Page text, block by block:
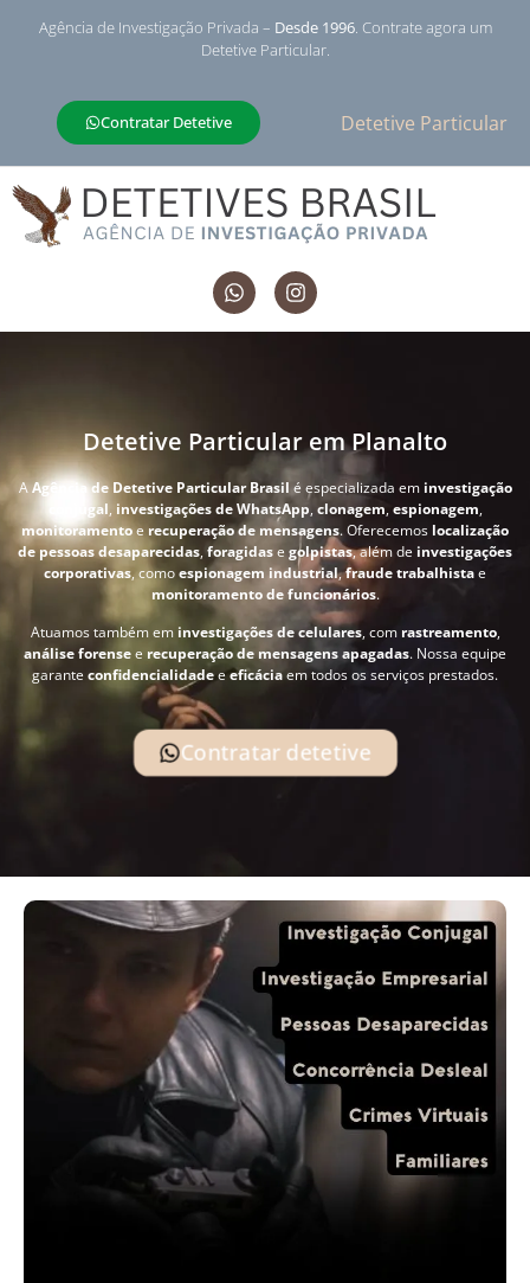
Agência de Investigação Privada – Desde 1996. Contrate agora um
Detetive Particular.
Contratar Detetive Detetive Particular
Detetive Particular em Planalto
AAgência de Detetive Particular Brasil é especializada em investigação
conjugal, investigações de WhatsApp, clonagem,espionagem,
monitoramentoe recuperação de mensagens. Oferecemos localização
de pessoas desaparecidas, foragidase golpistas, além de investigações
corporativas, comoespionagem industrial,fraude trabalhistae
monitoramento de funcionários.
Atuamos também em investigações de celulares, com rastreamento,
análise forensee recuperação de mensagens apagadas. Nossa equipe
garante confidencialidadeeeficáciaem todos os serviços prestados.
Contratar detetive